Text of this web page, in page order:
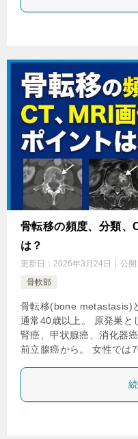
骨転移の頻度、分類、
は？
更新日： 2026年3月24日 公開
骨軟部
骨転移(bone metastasis)
通常40歳以上。 原発巣と
腎癌、甲状腺癌、消化器
前立腺癌から。 女性では